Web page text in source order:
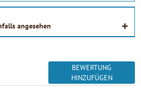
angesehen
BEWERTUNG
HINZUFÜGEN